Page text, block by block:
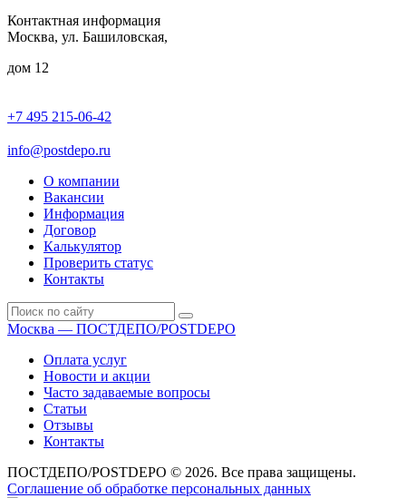
Контактная информация
Москва, ул. Башиловская,
дом 12
+7 495 215-06-42
info@postdepo.ru
О компании
Вакансии
Информация
Договор
Калькулятор
Проверить статус
Контакты
Москва — ПОСТДЕПО/POSTDEPO
Оплата услуг
Новости и акции
Часто задаваемые вопросы
Статьи
Отзывы
Контакты
ПОСТДЕПО/POSTDEPO © 2026. Все права защищены.
Соглашение об обработке персональных данных